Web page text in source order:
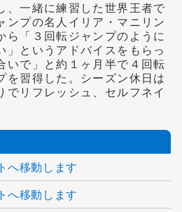
、一緒に練習した世界王者で
ンプの名人イリア・マニリン
ら「３回転ジャンプのように
」というアドバイスをもらっ
いで」と約１ヶ月半で４回転
を習得した。シーズン休日は
でリフレッシュ、セルフネイ
へ移動します
へ移動します